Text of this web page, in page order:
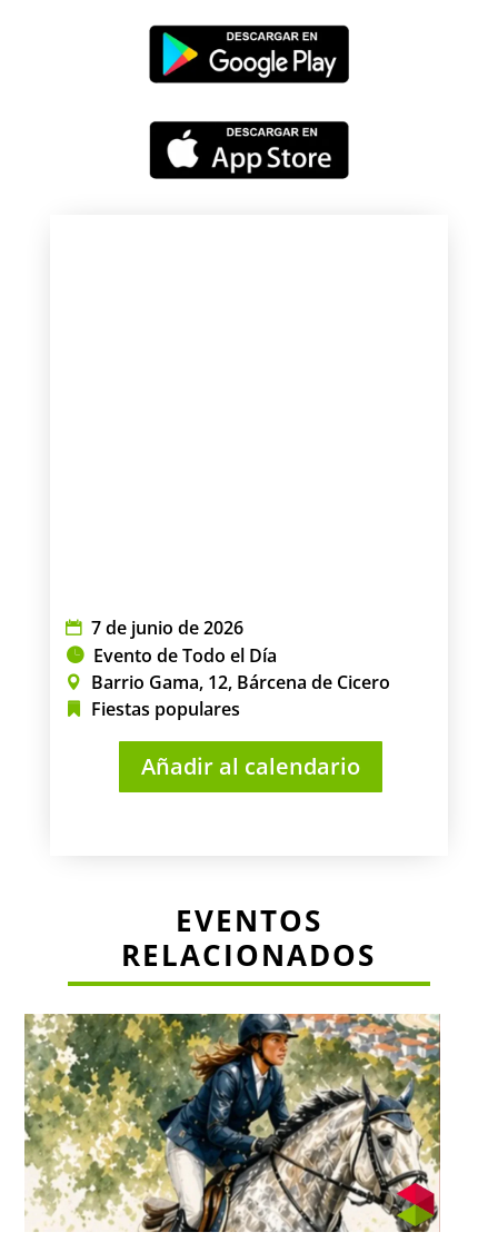
7 de junio de 2026
Evento de Todo el Día
Barrio Gama, 12, Bárcena de Cicero
Fiestas populares
Añadir al calendario
EVENTOS
RELACIONADOS